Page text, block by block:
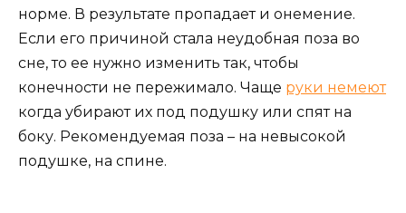
норме. В результате пропадает и онемение.
Если его причиной стала неудобная поза во
сне, то ее нужно изменить так, чтобы
конечности не пережимало. Чаще руки немеют
когда убирают их под подушку или спят на
боку. Рекомендуемая поза – на невысокой
подушке, на спине.